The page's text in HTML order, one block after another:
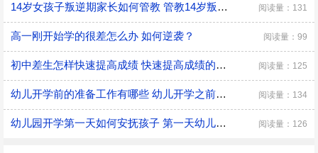
14岁女孩子叛逆期家长如何管教 管教14岁叛逆期女孩子的方法 阅读量：131
高一刚开始学的很差怎么办 如何逆袭？ 阅读量：99
初中差生怎样快速提高成绩 快速提高成绩的方法介绍 阅读量：125
幼儿开学前的准备工作有哪些 幼儿开学之前具体的准备工作 阅读量：134
幼儿园开学第一天如何安抚孩子 第一天幼儿园开学安抚孩子的注意事项 阅读量：126